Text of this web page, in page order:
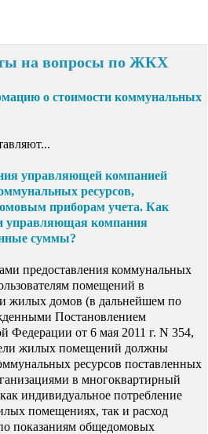
на вопросы по ЖКХ
о стоимости коммунальных
управляющей компанией
ресурсов,
приборам учета. Как
управляющая компания
суммы?
предоставления коммунальных
помещений в
жилых домов (в дальнейшем по
Постановлением
Федерации от 6 мая 2011 г. N 354,
жилых помещений должны
ресурсов поставленных
в многоквартирный
индивидуальное потребление
помещениях, так и расход
показаниям общедомовых